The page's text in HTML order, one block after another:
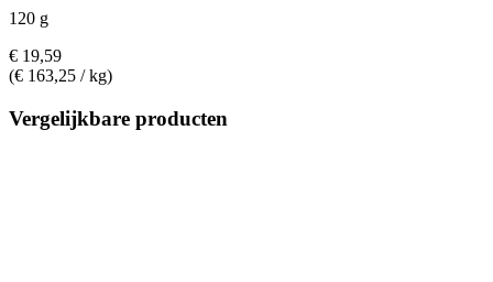
120 g
€ 19,59
(€ 163,25 / kg)
Vergelijkbare producten